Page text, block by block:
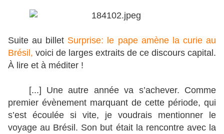
Suite au billet Surprise: le pape amène la curie au
Brésil, voici de larges extraits de ce discours capital.
À lire et à méditer !
[...] Une autre année va s’achever. Comme
premier évènement marquant de cette période, qui
s’est écoulée si vite, je voudrais mentionner le
voyage au Brésil. Son but était la rencontre avec la